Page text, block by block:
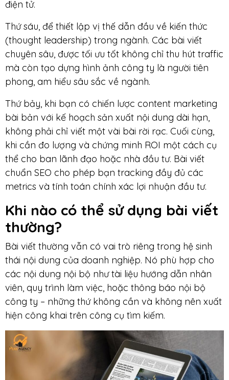
điện tử.
Thứ sáu, để thiết lập vị thế dẫn đầu về kiến thức
(thought leadership) trong ngành. Các bài viết
chuyên sâu, được tối ưu tốt không chỉ thu hút traffic
mà còn tạo dựng hình ảnh công ty là người tiên
phong, am hiểu sâu sắc về ngành.
Thứ bảy, khi bạn có chiến lược content marketing
bài bản với kế hoạch sản xuất nội dung dài hạn,
không phải chỉ viết một vài bài rời rạc. Cuối cùng,
khi cần đo lượng và chứng minh ROI một cách cụ
thể cho ban lãnh đạo hoặc nhà đầu tư. Bài viết
chuẩn SEO cho phép bạn tracking đầy đủ các
metrics và tính toán chính xác lợi nhuận đầu tư.
Khi nào có thể sử dụng bài viết
thường?
Bài viết thường vẫn có vai trò riêng trong hệ sinh
thái nội dung của doanh nghiệp. Nó phù hợp cho
các nội dung nội bộ như tài liệu hướng dẫn nhân
viên, quy trình làm việc, hoặc thông báo nội bộ
công ty – những thứ không cần và không nên xuất
hiện công khai trên công cụ tìm kiếm.